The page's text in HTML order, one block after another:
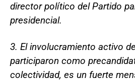
director político del Partido
presidencial.
3. El involucramiento activo
participaron como
colectividad, es un fuerte